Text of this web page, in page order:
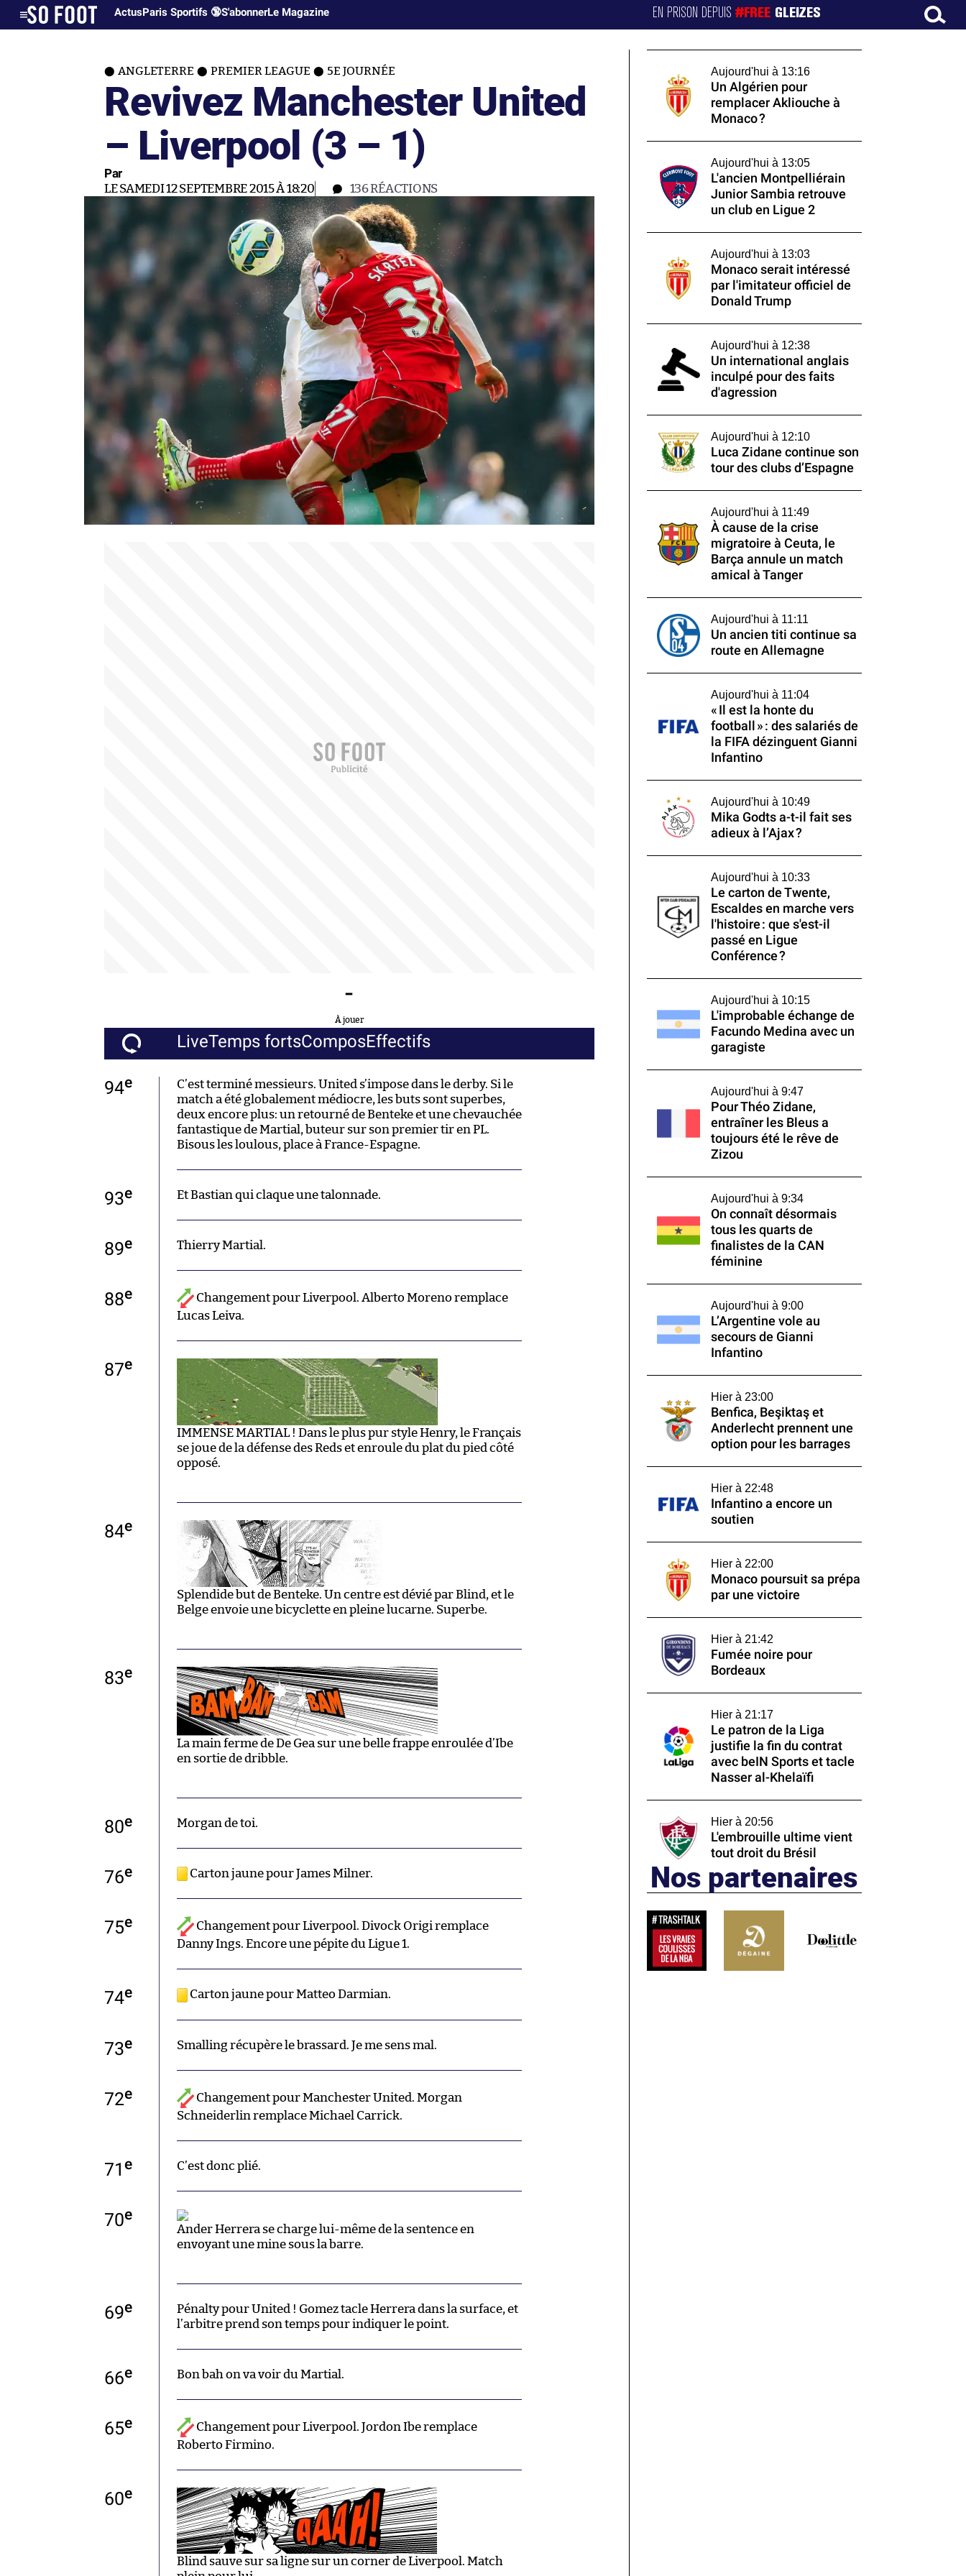
ActusParis Sportifs 🔞S'abonnerLe Magazine EN PRISON DEPUIS#FREE GLEIZES
ANGLETERRE PREMIER LEAGUE 5E JOURNÉE
Revivez Manchester United
– Liverpool (3 – 1)
Par
LE SAMEDI 12 SEPTEMBRE 2015 À 18:20 136RÉACTIONS
-
À jouer
LiveTemps fortsComposEffectifs
94e
C’est terminé messieurs. United s’impose dans le derby. Si le
match a été globalement médiocre, les buts sont superbes,
deux encore plus: un retourné de Benteke et une chevauchée
fantastique de Martial, buteur sur son premier tir en PL.
Bisous les loulous, place à France-Espagne.
93e Et Bastian qui claque une talonnade.
89e Thierry Martial.
88e
Changement pour Liverpool. Alberto Moreno remplace
Lucas Leiva.
87e
IMMENSE MARTIAL ! Dans le plus pur style Henry, le Français
se joue de la défense des Reds et enroule du plat du pied côté
opposé.
84e
Splendide but de Benteke. Un centre est dévié par Blind, et le
Belge envoie une bicyclette en pleine lucarne. Superbe.
83e
La main ferme de De Gea sur une belle frappe enroulée d’Ibe
en sortie de dribble.
80e Morgan de toi.
76e Carton jaune pour James Milner.
75e
Changement pour Liverpool. Divock Origi remplace
Danny Ings. Encore une pépite du Ligue 1.
74e Carton jaune pour Matteo Darmian.
73e Smalling récupère le brassard. Je me sens mal.
72e
Changement pour Manchester United. Morgan
Schneiderlin remplace Michael Carrick.
71 e C’est donc plié.
70e
Ander Herrera se charge lui-même de la sentence en
envoyant une mine sous la barre.
69e
Pénalty pour United ! Gomez tacle Herrera dans la surface, et
l’arbitre prend son temps pour indiquer le point.
66e Bon bah on va voir du Martial.
65e
Changement pour Liverpool. Jordon Ibe remplace
Roberto Firmino.
60e
Blind sauve sur sa ligne sur un corner de Liverpool. Match
Aujourd'hui à 13:16
Un Algérien pour
remplacer Akliouche à
Monaco ?
Aujourd'hui à 13:05
L'ancien Montpelliérain
Junior Sambia retrouve
un club en Ligue 2
Aujourd'hui à 13:03
Monaco serait intéressé
par l'imitateur officiel de
Donald Trump
Aujourd'hui à 12:38
Un international anglais
inculpé pour des faits
d'agression
Aujourd'hui à 12:10
Luca Zidane continue son
tour des clubs d’Espagne
Aujourd'hui à 11:49
À cause de la crise
migratoire à Ceuta, le
Barça annule un match
amical à Tanger
Aujourd'hui à 11:11
Un ancien titi continue sa
route en Allemagne
Aujourd'hui à 11:04
« Il est la honte du
football » : des salariés de
la FIFA dézinguent Gianni
Infantino
Aujourd'hui à 10:49
Mika Godts a-t-il fait ses
adieux à l’Ajax ?
Aujourd'hui à 10:33
Le carton de Twente,
Escaldes en marche vers
l'histoire : que s'est-il
passé en Ligue
Conférence ?
Aujourd'hui à 10:15
L'improbable échange de
Facundo Medina avec un
garagiste
Aujourd'hui à 9:47
Pour Théo Zidane,
entraîner les Bleus a
toujours été le rêve de
Zizou
Aujourd'hui à 9:34
On connaît désormais
tous les quarts de
finalistes de la CAN
féminine
Aujourd'hui à 9:00
L’Argentine vole au
secours de Gianni
Infantino
Hier à 23:00
Benfica, Beşiktaş et
Anderlecht prennent une
option pour les barrages
Hier à 22:48
Infantino a encore un
soutien
Hier à 22:00
Monaco poursuit sa prépa
par une victoire
Hier à 21:42
Fumée noire pour
Bordeaux
Hier à 21:17
Le patron de la Liga
justifie la fin du contrat
avec beIN Sports et tacle
Nasser al-Khelaïfi
Hier à 20:56
L'embrouille ultime vient
tout droit du Brésil
Nos partenaires